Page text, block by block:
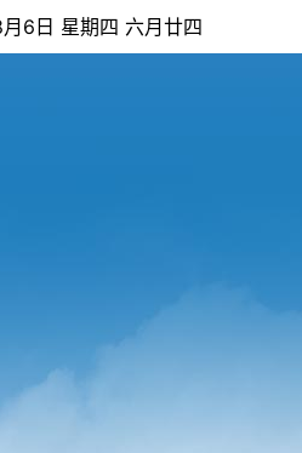
6日 星期四 六月廿四